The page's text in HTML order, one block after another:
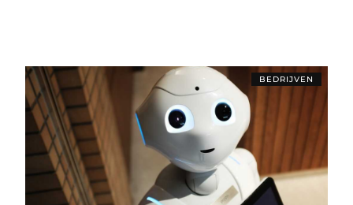
BEDRIJVEN